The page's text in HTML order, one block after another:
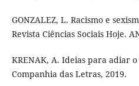
GONZALEZ, L. Racismo e
Revista Ciências Sociais Hoje.
KRENAK, A. Ideias para adiar
Companhia das Letras, 2019.